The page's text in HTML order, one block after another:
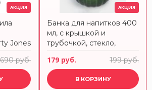
АКЦИЯ
Jones
690 руб.
АКЦИЯ
Банка для напитков 400
мл, с крышкой и
трубочкой, стекло,
ANNA LAFARG
179 руб. 199 руб.
В КОРЗИНУ